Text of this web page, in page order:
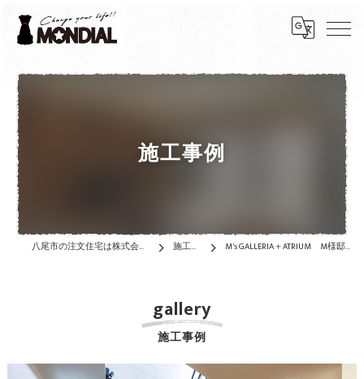
施工事例
八尾市の注文住宅は株式会社MONDIAL 施工事例 M's GALLERIA＋ATRIUM M様邸 ★122.76㎡
施工事例
gallery